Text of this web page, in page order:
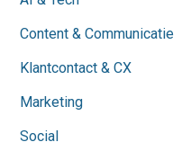
Content & Communicatie
Klantcontact & CX
Marketing
Social